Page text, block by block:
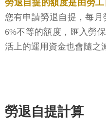
勞退自提的額度是由勞
您有申請勞退自提，每月
6%不等的額度，匯入勞
活上的運用資金也會隨之
勞退自提計算